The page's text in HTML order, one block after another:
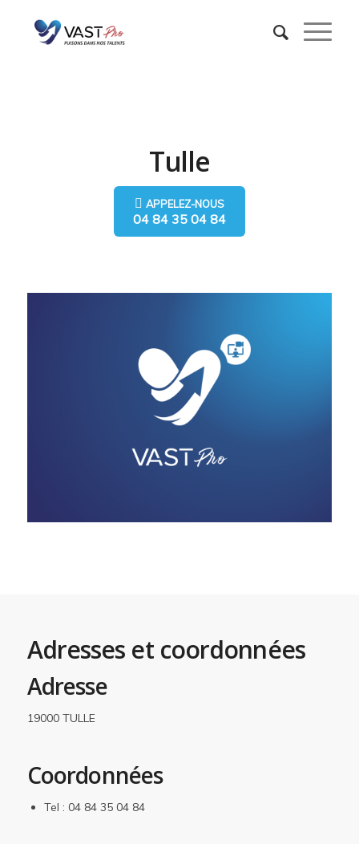
Tulle
APPELEZ-NOUS
04 84 35 04 84
Adresses et coordonnées
Adresse
19000 TULLE
Coordonnées
Tel : 04 84 35 04 84